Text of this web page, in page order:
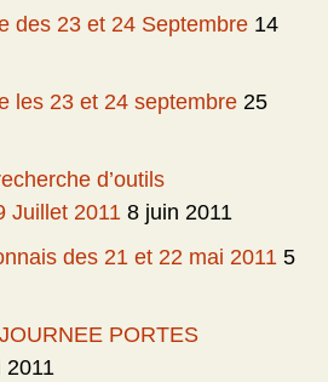
des 23 et 24 Septembre 14
les 23 et 24 septembre 25
d’outils
Juillet 2011 8 juin 2011
des 21 et 22 mai 2011 5
PORTES
2011